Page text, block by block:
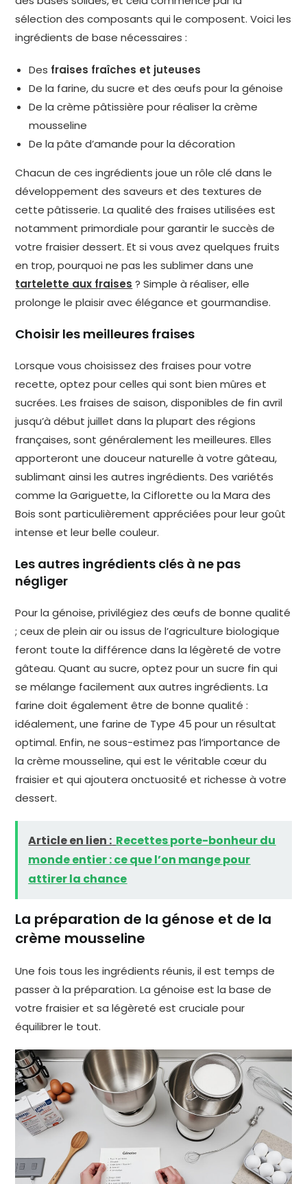
sélection des composants qui le composent. Voici les
ingrédients de base nécessaires :
Des fraises fraîches et juteuses
De la farine, du sucre et des œufs pour la génoise
De la crème pâtissière pour réaliser la crème
mousseline
De la pâte d’amande pour la décoration
Chacun de ces ingrédients joue un rôle clé dans le
développement des saveurs et des textures de
cette pâtisserie. La qualité des fraises utilisées est
notamment primordiale pour garantir le succès de
votre fraisier dessert. Et si vous avez quelques fruits
en trop, pourquoi ne pas les sublimer dans une
tartelette aux fraises ? Simple à réaliser, elle
prolonge le plaisir avec élégance et gourmandise.
Choisir les meilleures fraises
Lorsque vous choisissez des fraises pour votre
recette, optez pour celles qui sont bien mûres et
sucrées. Les fraises de saison, disponibles de fin avril
jusqu’à début juillet dans la plupart des régions
françaises, sont généralement les meilleures. Elles
apporteront une douceur naturelle à votre gâteau,
sublimant ainsi les autres ingrédients. Des variétés
comme la Gariguette, la Ciflorette ou la Mara des
Bois sont particulièrement appréciées pour leur goût
intense et leur belle couleur.
Les autres ingrédients clés à ne pas
négliger
Pour la génoise, privilégiez des œufs de bonne qualité
; ceux de plein air ou issus de l’agriculture biologique
feront toute la différence dans la légèreté de votre
gâteau. Quant au sucre, optez pour un sucre fin qui
se mélange facilement aux autres ingrédients. La
farine doit également être de bonne qualité :
idéalement, une farine de Type 45 pour un résultat
optimal. Enfin, ne sous-estimez pas l’importance de
la crème mousseline, qui est le véritable cœur du
fraisier et qui ajoutera onctuosité et richesse à votre
dessert.
Article en lien : Recettes porte-bonheur du
monde entier : ce que l’on mange pour
attirer la chance
La préparation de la génose et de la
crème mousseline
Une fois tous les ingrédients réunis, il est temps de
passer à la préparation. La génoise est la base de
votre fraisier et sa légèreté est cruciale pour
équilibrer le tout.